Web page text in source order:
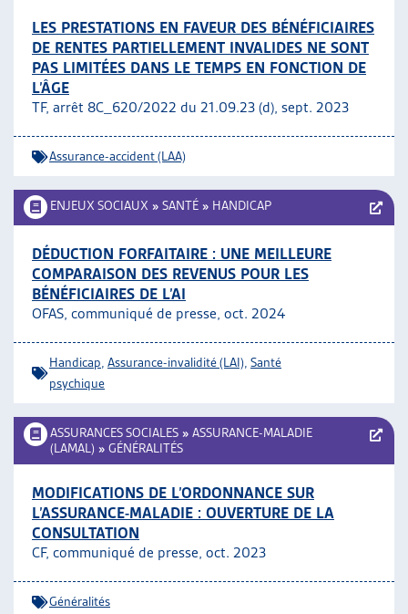
LES PRESTATIONS EN FAVEUR DES BÉNÉFICIAIRES
DE RENTES PARTIELLEMENT INVALIDES NE SONT
PAS LIMITÉES DANS LE TEMPS EN FONCTION DE
L’ÂGE
TF, arrêt 8C_620/2022 du 21.09.23 (d), sept. 2023
Assurance-accident (LAA)
ENJEUX SOCIAUX » SANTÉ » HANDICAP
DÉDUCTION FORFAITAIRE : UNE MEILLEURE
COMPARAISON DES REVENUS POUR LES
BÉNÉFICIAIRES DE L’AI
OFAS, communiqué de presse, oct. 2024
Handicap Assurance-invalidité (LAI) Santé
psychique
ASSURANCES SOCIALES » ASSURANCE-MALADIE
(LAMAL) » GÉNÉRALITÉS
MODIFICATIONS DE L’ORDONNANCE SUR
L’ASSURANCE-MALADIE : OUVERTURE DE LA
CONSULTATION
CF, communiqué de presse, oct. 2023
Généralités